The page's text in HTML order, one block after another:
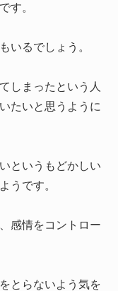
す。
いるでしょう。
しまったという人
たいと思うように
というもどかしい
うです。
感情をコントロー
とらないよう気を